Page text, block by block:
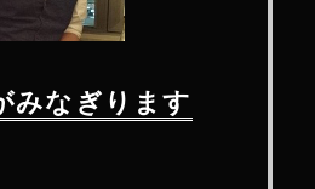
みなぎります